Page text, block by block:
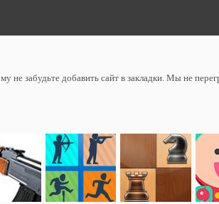
забудьте добавить сайт в закладки. Мы не